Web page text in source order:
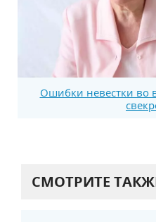
Ошибки невестки во
СМОТРИТЕ